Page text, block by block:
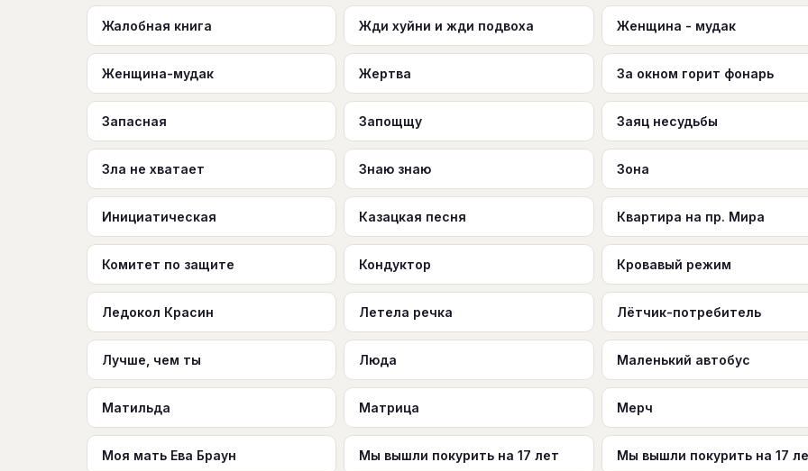
Жалобная книга Жди хуйни и жди подвоха Женщина - мудак
Женщина-мудак Жертва За окном горит фонарь
Запасная Запощщу Заяц несудьбы
Зла не хватает Знаю знаю Зона
Инициатическая Казацкая песня Квартира на пр. Мира
Комитет по защите Кондуктор Кровавый режим
Ледокол Красин Летела речка Лётчик-потребитель
Лучше, чем ты Люда Маленький автобус
Матильда Матрица Мерч
Моя мать Ева Браун Мы вышли покурить на 17 лет Мы вышли покурить на 17